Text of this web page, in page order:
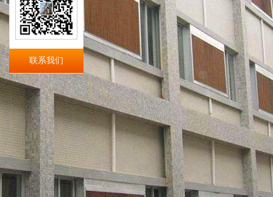
联系我们